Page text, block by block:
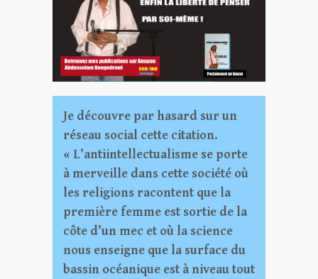
Je découvre par hasard sur un
réseau social cette citation.
« L’antiintellectualisme se porte
à merveille dans cette société où
les religions racontent que la
première femme est sortie de la
côte d’un mec et où la science
nous enseigne que la surface du
bassin océanique est à niveau tout